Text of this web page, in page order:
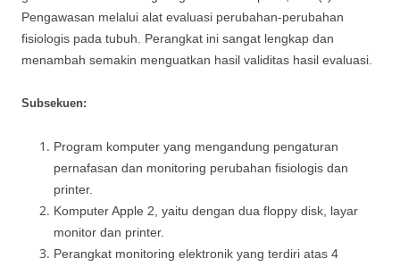
Pengawasan melalui alat evaluasi perubahan-perubahan
fisiologis pada tubuh. Perangkat ini sangat lengkap dan
menambah semakin menguatkan hasil validitas hasil evaluasi.
Subsekuen:
Program komputer yang mengandung pengaturan
pernafasan dan monitoring perubahan fisiologis dan
printer.
Komputer Apple 2, yaitu dengan dua floppy disk, layar
monitor dan printer.
Perangkat monitoring elektronik yang terdiri atas 4